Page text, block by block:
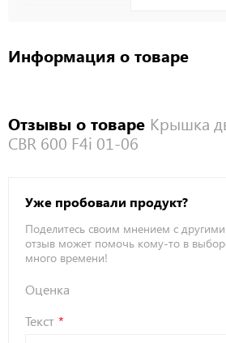
Информация о товаре
Отзывы о товаре Крышка
CBR 600 F4i 01-06
Уже пробовали продукт?
Поделитесь своим мнением с
отзыв может помочь кому-то в
много времени!
Оценка
Текст